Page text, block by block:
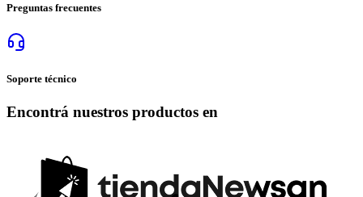
Preguntas frecuentes
Soporte técnico
Encontrá nuestros productos en